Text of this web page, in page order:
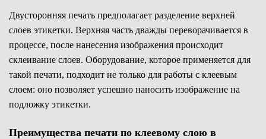
Двусторонняя печать предполагает разделение верхней
слоев этикетки. Верхняя часть дважды переворачивается в
процессе, после нанесения изображения происходит
склеивание слоев. Оборудование, которое применяется для
такой печати, подходит не только для работы с клеевым
слоем: оно позволяет успешно наносить изображение на
подложку этикетки.
Преимущества печати по клеевому слою в